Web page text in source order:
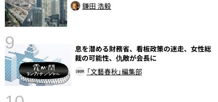
鎌田 浩毅
9
息を潜める財務省、看板政策の迷走、女性総
裁の可能性、仇敵が会長に
「文藝春秋」編集部